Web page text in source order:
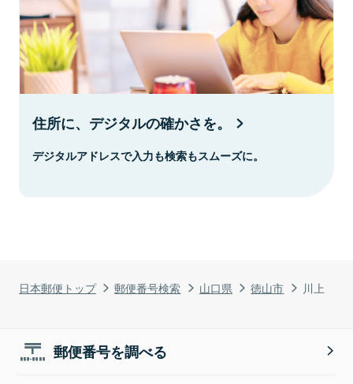
日本郵便トップ 郵便番号検索 山口県 徳山市 川上
住所に、デジタルの確かさを。
デジタルアドレスで入力も検索もスムーズに。
郵便番号を調べる